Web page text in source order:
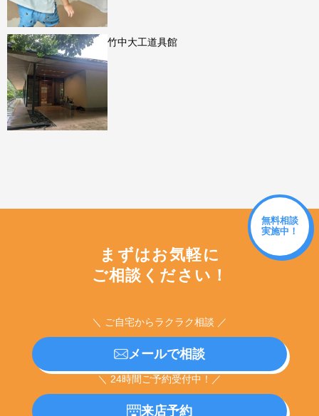
竹中大工道具館
無料相談
実施中！
まずはお気軽に
ご相談ください！
＼ ご自宅からラクラク相談 ／
メールで相談
＼ 24時間ご予約受付中！／
来店予約